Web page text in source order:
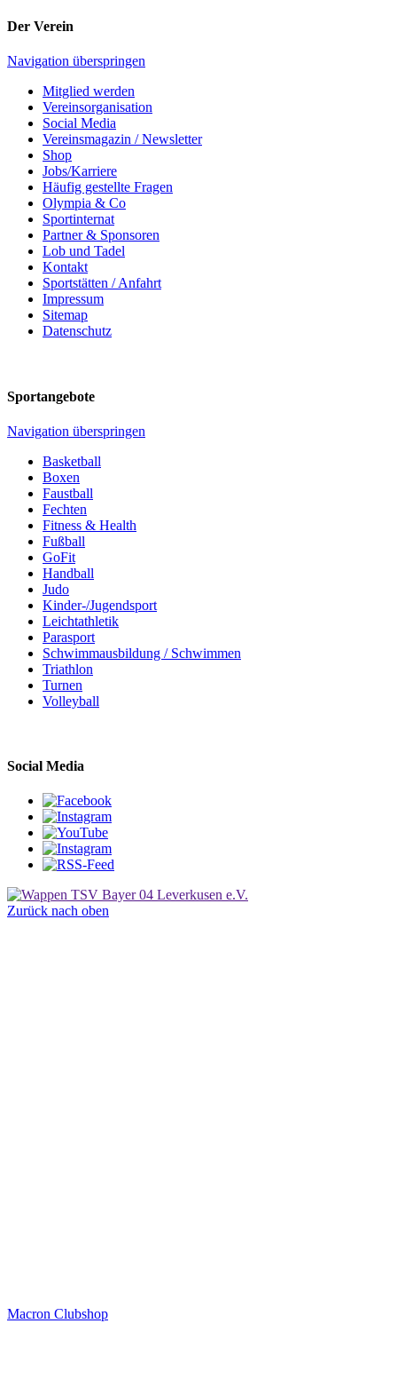
Der Verein
Navigation überspringen
Mitglied werden
Vereinsorganisation
Social Media
Vereinsmagazin / Newsletter
Shop
Jobs/Karriere
Häufig gestellte Fragen
Olympia & Co
Sportinternat
Partner & Sponsoren
Lob und Tadel
Kontakt
Sportstätten / Anfahrt
Impressum
Sitemap
Datenschutz
Sportangebote
Navigation überspringen
Basketball
Boxen
Faustball
Fechten
Fitness & Health
Fußball
GoFit
Handball
Judo
Kinder-/Jugendsport
Leichtathletik
Parasport
Schwimmausbildung / Schwimmen
Triathlon
Turnen
Volleyball
Social Media
Zurück nach oben
Macron Clubshop